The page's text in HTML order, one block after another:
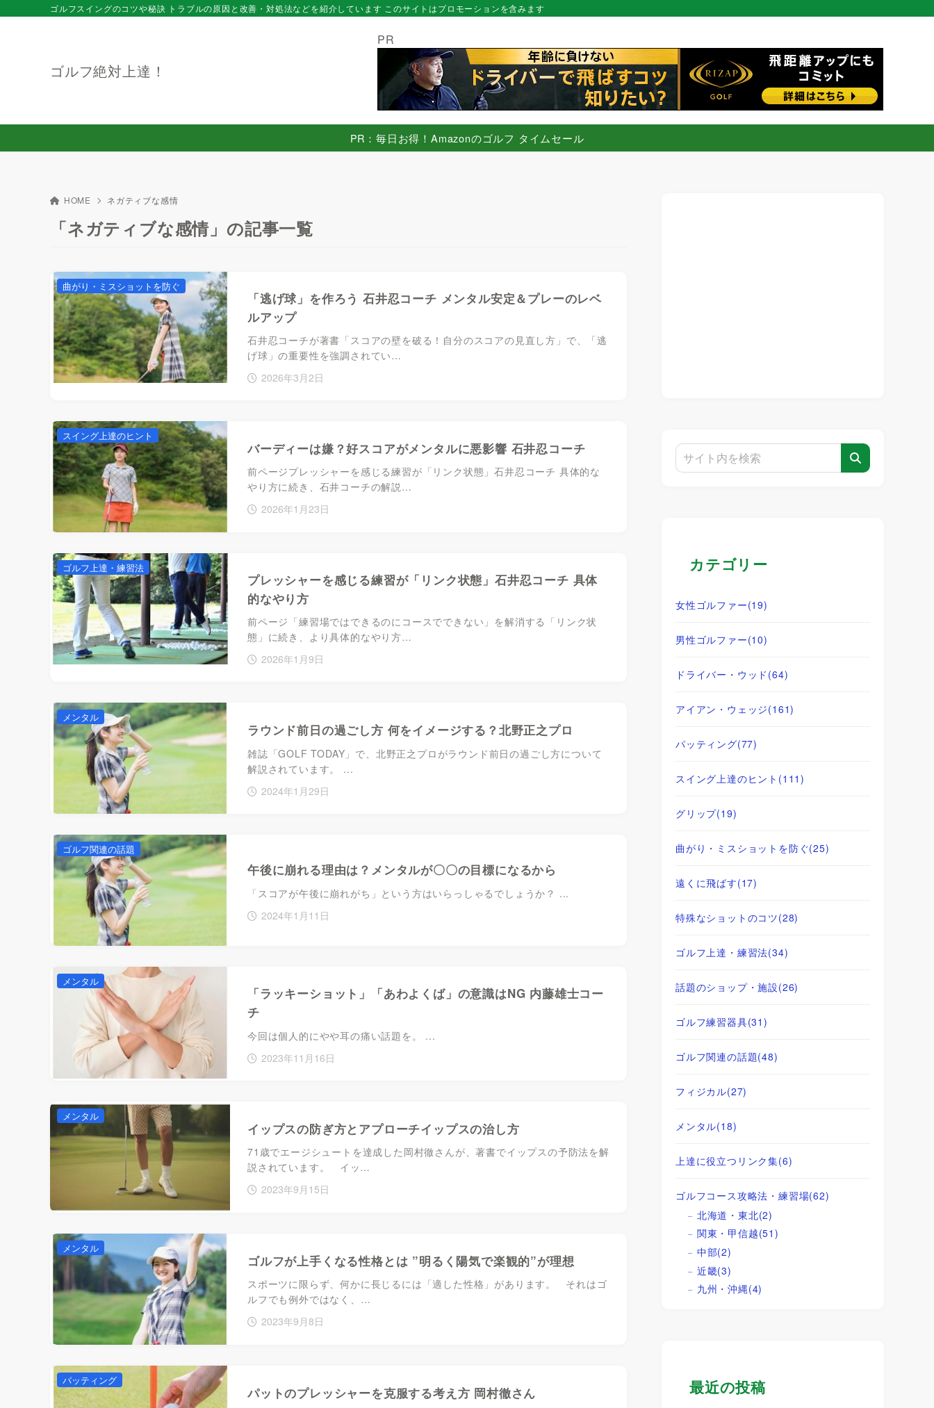
ゴルフ絶対上達！
ゴルフスイングのコツや秘訣 トラブルの原因と改善・対処法などを紹介しています このサイトはプロモーションを含みます
PR
PR：毎日お得！Amazonのゴルフ タイムセール
HOME ネガティブな感情
「ネガティブな感情」の記事一覧
「逃げ球」を作ろう 石井忍コーチ メンタル安定＆プレーのレベ
ルアップ
石井忍コーチが著書「スコアの壁を破る！自分のスコアの見直し方」で、「逃
げ球」の重要性を強調されてい…
2026年3月2日
曲がり・ミスショットを防ぐ
バーディーは嫌？好スコアがメンタルに悪影響 石井忍コーチ
前ページプレッシャーを感じる練習が「リンク状態」石井忍コーチ 具体的な
やり方に続き、石井コーチの解説…
2026年1月23日
スイング上達のヒント
プレッシャーを感じる練習が「リンク状態」石井忍コーチ 具体
的なやり方
前ページ「練習場ではできるのにコースでできない」を解消する「リンク状
態」に続き、より具体的なやり方…
2026年1月9日
ゴルフ上達・練習法
ラウンド前日の過ごし方 何をイメージする？北野正之プロ
雑誌「GOLF TODAY」で、北野正之プロがラウンド前日の過ごし方について
解説されています。 ...
2024年1月29日
メンタル
午後に崩れる理由は？メンタルが〇〇の目標になるから
「スコアが午後に崩れがち」という方はいらっしゃるでしょうか？ ...
2024年1月11日
ゴルフ関連の話題
「ラッキーショット」「あわよくば」の意識はNG 内藤雄士コー
チ
今回は個人的にやや耳の痛い話題を。 ...
2023年11月16日
メンタル
イップスの防ぎ方とアプローチイップスの治し方
71歳でエージシュートを達成した岡村徹さんが、著書でイップスの予防法を解
説されています。 イッ…
2023年9月15日
メンタル
ゴルフが上手くなる性格とは ”明るく陽気で楽観的”が理想
スポーツに限らず、何かに長じるには「適した性格」があります。 それはゴ
ルフでも例外ではなく、…
2023年9月8日
メンタル
パットのプレッシャーを克服する考え方 岡村徹さん
パッティング
カテゴリー
女性ゴルファー(19)
男性ゴルファー(10)
ドライバー・ウッド (64)
アイアン・ウェッジ(161)
パッティング(77)
スイング上達のヒント (111)
グリップ(19)
曲がり・ミスショットを防ぐ(25)
遠くに飛ばす(17)
特殊なショットのコツ(28)
ゴルフ上達・練習法(34)
話題のショップ・施設(26)
ゴルフ練習器具(31)
ゴルフ関連の話題(48)
フィジカル(27)
メンタル(18)
上達に役立つリンク集(6)
ゴルフコース攻略法・練習場(62)
北海道・東北(2)
関東・甲信越(51)
中部(2)
近畿(3)
九州・沖縄(4)
最近の投稿